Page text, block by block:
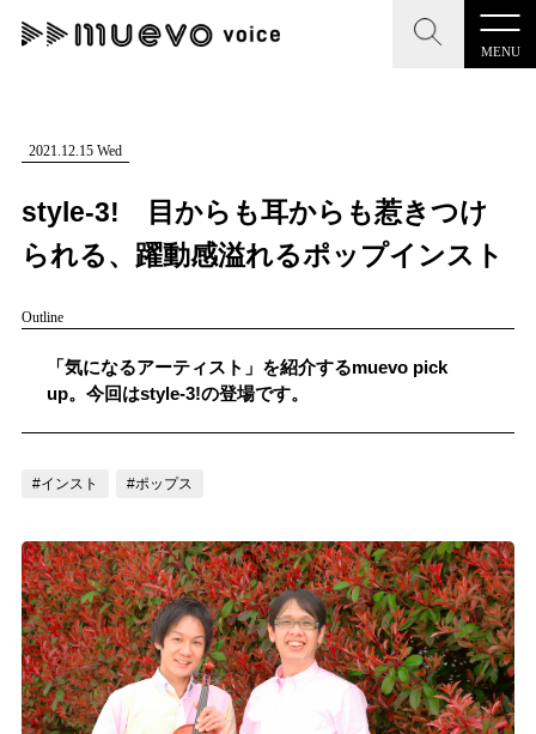
MENU
CLOSE
記事を検索する
人気ワード
#男性SSW #ポップス #女性SSW
CLOSE
"読者の声を形にする”音楽特化メディア
MENU
記事一覧
記事リクエスト
ログイン
LINK
2021.12.15 Wed
style-3! 目からも耳からも惹きつけ
られる、躍動感溢れるポップインスト
Outline
「気になるアーティスト」を紹介するmuevo pick
up。今回はstyle-3!の登場です。
#インスト #ポップス